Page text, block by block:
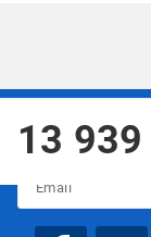
13 939